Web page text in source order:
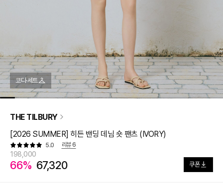
코디·세트
THE TILBURY
[2026 SUMMER] 히든 밴딩 데님 숏 팬츠 (IVORY)
5.0 리뷰6
198,000
66% 67,320 쿠폰